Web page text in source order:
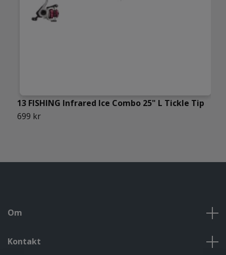
13 FISHING Infrared Ice Combo 25" L Tickle Tip
699 kr
Om
Kontakt